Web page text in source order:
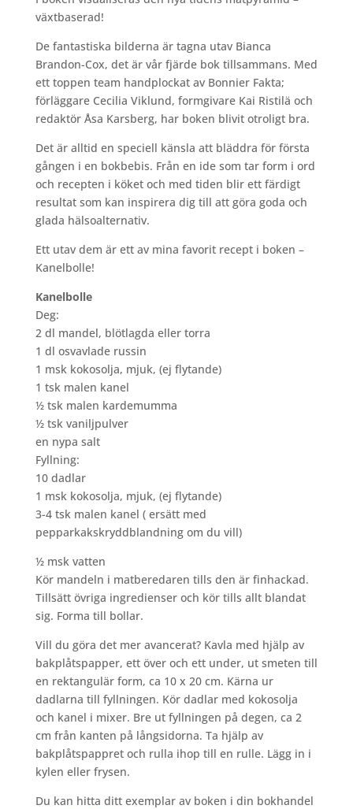
växtbaserad!
De fantastiska bilderna är tagna utav Bianca
Brandon-Cox, det är vår fjärde bok tillsammans. Med
ett toppen team handplockat av Bonnier Fakta;
förläggare Cecilia Viklund, formgivare Kai Ristilä och
redaktör Åsa Karsberg, har boken blivit otroligt bra.
Det är alltid en speciell känsla att bläddra för första
gången i en bokbebis. Från en ide som tar form i ord
och recepten i köket och med tiden blir ett färdigt
resultat som kan inspirera dig till att göra goda och
glada hälsoalternativ.
Ett utav dem är ett av mina favorit recept i boken –
Kanelbolle!
Kanelbolle
Deg:
2 dl mandel, blötlagda eller torra
1 dl osvavlade russin
1 msk kokosolja, mjuk, (ej flytande)
1 tsk malen kanel
½ tsk malen kardemumma
½ tsk vaniljpulver
en nypa salt
Fyllning:
10 dadlar
1 msk kokosolja, mjuk, (ej flytande)
3-4 tsk malen kanel ( ersätt med
pepparkakskryddblandning om du vill)
½ msk vatten
Kör mandeln i matberedaren tills den är finhackad.
Tillsätt övriga ingredienser och kör tills allt blandat
sig. Forma till bollar.
Vill du göra det mer avancerat? Kavla med hjälp av
bakplåtspapper, ett över och ett under, ut smeten till
en rektangulär form, ca 10 x 20 cm. Kärna ur
dadlarna till fyllningen. Kör dadlar med kokosolja
och kanel i mixer. Bre ut fyllningen på degen, ca 2
cm från kanten på långsidorna. Ta hjälp av
bakplåtspappret och rulla ihop till en rulle. Lägg in i
kylen eller frysen.
Du kan hitta ditt exemplar av boken i din bokhandel